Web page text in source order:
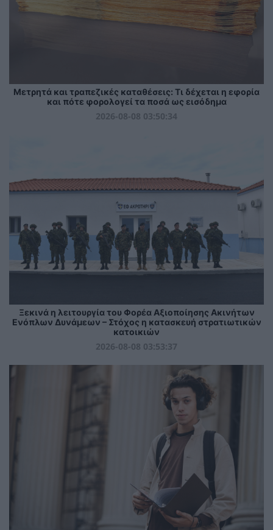
Μετρητά και τραπεζικές καταθέσεις: Τι δέχεται η εφορία
και πότε φορολογεί τα ποσά ως εισόδημα
2026-08-08 03:50:34
Ξεκινά η λειτουργία του Φορέα Αξιοποίησης Ακινήτων
Ενόπλων Δυνάμεων – Στόχος η κατασκευή στρατιωτικών
κατοικιών
2026-08-08 03:53:37